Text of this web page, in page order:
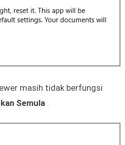
masih tidak berfungsi
Semula .